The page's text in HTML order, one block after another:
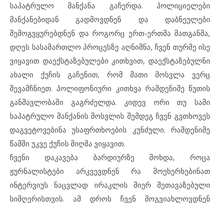
საპატრულო მანქანა გაჩერდა. პოლიციელები
მანქანებიდან გადმოვდნენ და დაბნეულები
შემოგვყურებდნენ და როგორც ერთ-ერთმა მათგანმა,
დღეს სასამართლო პროცესზე აღნიშნა, ჩვენ თურმე ისე
ვიყავით დაექსტაზებულები კითხვით, დაექსტაზებულნი
ახალი ქუჩის გაჩენით, რომ მათი მოსვლა ვერც
შევამჩნიეთ. პოლიფონიური კითხვა რამდენიმე წუთის
განმავლობაში გაგრძელდა. კიდევ ორი თუ სამი
საპატრულო მანქანის მოსვლის შემდეგ ჩვენ გვთხოვეს
დაგვეტოვებინა უსაფრთხოების კუნძული. რამდენიმე
წამში უკვე ქუჩის მიღმა ვიყავით.
ჩვენი დაკავება ბარდიურზე მოხდა, როცა
ჟურნალისტები არკვევდნენ რა მოეხერხებინათ
ინტერვიუს ნაცვლად ირაკლის მიერ შეთავაზებული
სიმღერისთვის. ამ დროს ჩვენ მოგვიახლოვდნენ